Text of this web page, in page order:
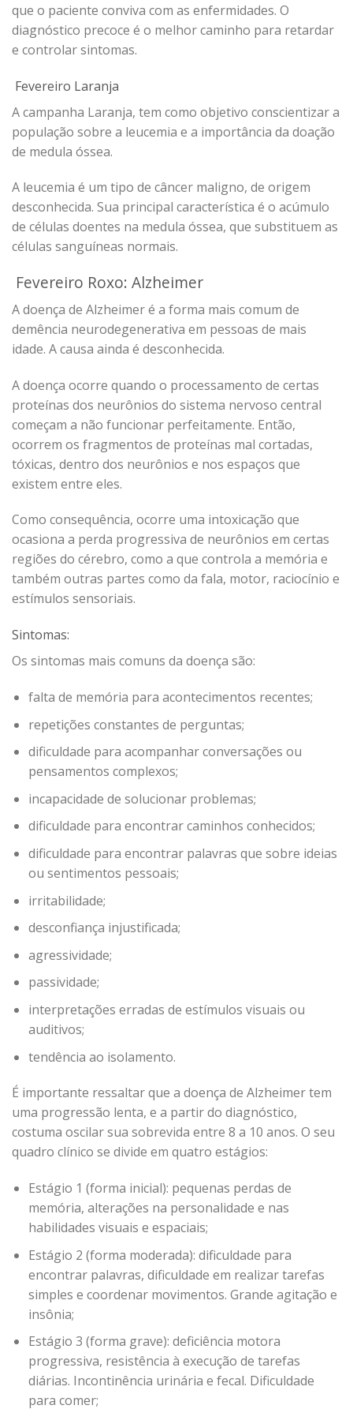
que o paciente conviva com as enfermidades. O
diagnóstico precoce é o melhor caminho para retardar
e controlar sintomas.
Fevereiro Laranja
A campanha Laranja, tem como objetivo conscientizar a
população sobre a leucemia e a importância da doação
de medula óssea.
A leucemia é um tipo de câncer maligno, de origem
desconhecida. Sua principal característica é o acúmulo
de células doentes na medula óssea, que substituem as
células sanguíneas normais.
Fevereiro Roxo: Alzheimer
A doença de Alzheimer é a forma mais comum de
demência neurodegenerativa em pessoas de mais
idade. A causa ainda é desconhecida.
A doença ocorre quando o processamento de certas
proteínas dos neurônios do sistema nervoso central
começam a não funcionar perfeitamente. Então,
ocorrem os fragmentos de proteínas mal cortadas,
tóxicas, dentro dos neurônios e nos espaços que
existem entre eles.
Como consequência, ocorre uma intoxicação que
ocasiona a perda progressiva de neurônios em certas
regiões do cérebro, como a que controla a memória e
também outras partes como da fala, motor, raciocínio e
estímulos sensoriais.
Sintomas:
Os sintomas mais comuns da doença são:
falta de memória para acontecimentos recentes;
repetições constantes de perguntas;
dificuldade para acompanhar conversações ou
pensamentos complexos;
incapacidade de solucionar problemas;
dificuldade para encontrar caminhos conhecidos;
dificuldade para encontrar palavras que sobre ideias
ou sentimentos pessoais;
irritabilidade;
desconfiança injustificada;
agressividade;
passividade;
interpretações erradas de estímulos visuais ou
auditivos;
tendência ao isolamento.
É importante ressaltar que a doença de Alzheimer tem
uma progressão lenta, e a partir do diagnóstico,
costuma oscilar sua sobrevida entre 8 a 10 anos. O seu
quadro clínico se divide em quatro estágios:
Estágio 1 (forma inicial): pequenas perdas de
memória, alterações na personalidade e nas
habilidades visuais e espaciais;
Estágio 2 (forma moderada): dificuldade para
encontrar palavras, dificuldade em realizar tarefas
simples e coordenar movimentos. Grande agitação e
insônia;
Estágio 3 (forma grave): deficiência motora
progressiva, resistência à execução de tarefas
diárias. Incontinência urinária e fecal. Dificuldade
para comer;